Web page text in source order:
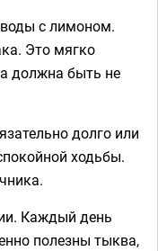
с лимоном.
Это мягко
должна быть не
долго или
ходьбы.
Каждый день
полезны тыква,